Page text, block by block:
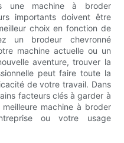
une machine à broder
importants doivent être
choix en fonction de
un brodeur chevronné
machine actuelle ou un
aventure, trouver la
peut faire toute la
de votre travail. Dans
facteurs clés à garder à
machine à broder
ou votre usage